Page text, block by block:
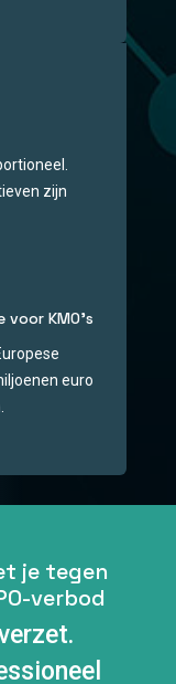
zijn
KMO’s
euro
je tegen
verbod